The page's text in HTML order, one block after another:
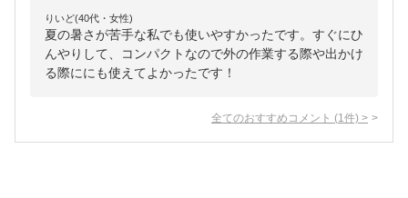
りいど(40代・女性)
夏の暑さが苦手な私でも使いやすかったです。すぐにひ
んやりして、コンパクトなので外の作業する際や出かけ
る際ににも使えてよかったです！
全てのおすすめコメント (1 件) >